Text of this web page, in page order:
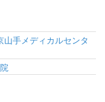
山手メディカルセンタ